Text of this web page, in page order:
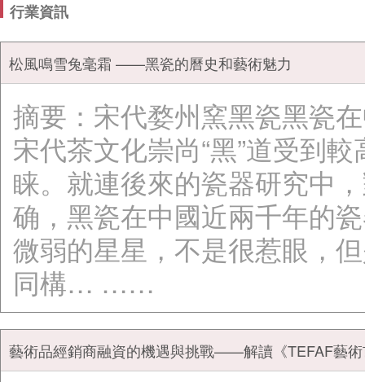
行業資訊
松風鳴雪兔毫霜 ——黑瓷的曆史和藝術魅力
摘要：宋代婺州窯黑瓷黑瓷
宋代茶文化崇尚“黑”道受到
睐。就連後來的瓷器研究中
确，黑瓷在中國近兩千年的
微弱的星星，不是很惹眼，
同構… ……
藝術品經銷商融資的機遇與挑戰——解讀《TEFAF藝